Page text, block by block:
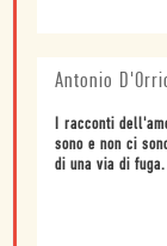
Antonio
I racconti
sono e non ci
di una via di fuga.